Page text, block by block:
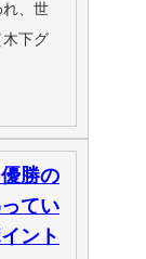
れ、世
木下グ
勝の
てい
ント